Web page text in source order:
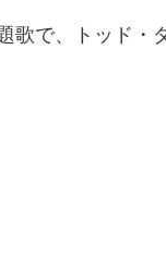
歌で、トッド・